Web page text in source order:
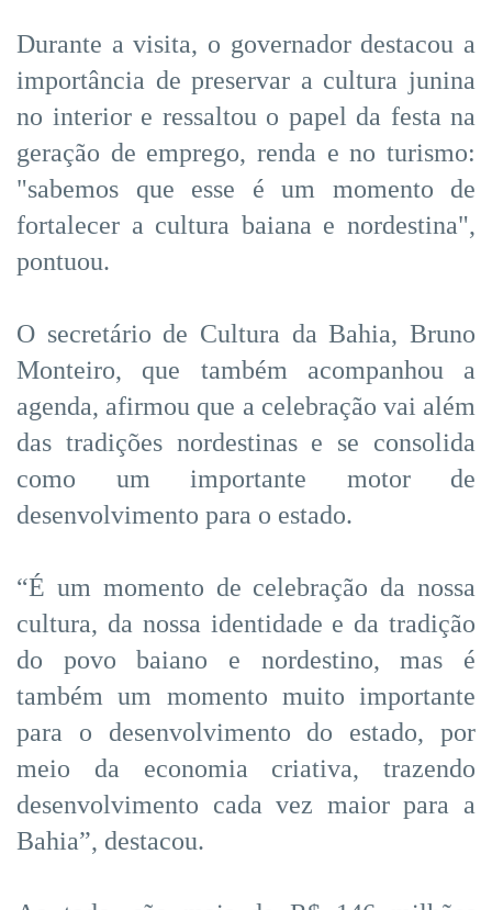
Durante a visita, o governador destacou a
importância de preservar a cultura junina
no interior e ressaltou o papel da festa na
geração de emprego, renda e no turismo:
"sabemos que esse é um momento de
fortalecer a cultura baiana e nordestina",
pontuou.
O secretário de Cultura da Bahia, Bruno
Monteiro, que também acompanhou a
agenda, afirmou que a celebração vai além
das tradições nordestinas e se consolida
como um importante motor de
desenvolvimento para o estado.
“É um momento de celebração da nossa
cultura, da nossa identidade e da tradição
do povo baiano e nordestino, mas é
também um momento muito importante
para o desenvolvimento do estado, por
meio da economia criativa, trazendo
desenvolvimento cada vez maior para a
Bahia”, destacou.